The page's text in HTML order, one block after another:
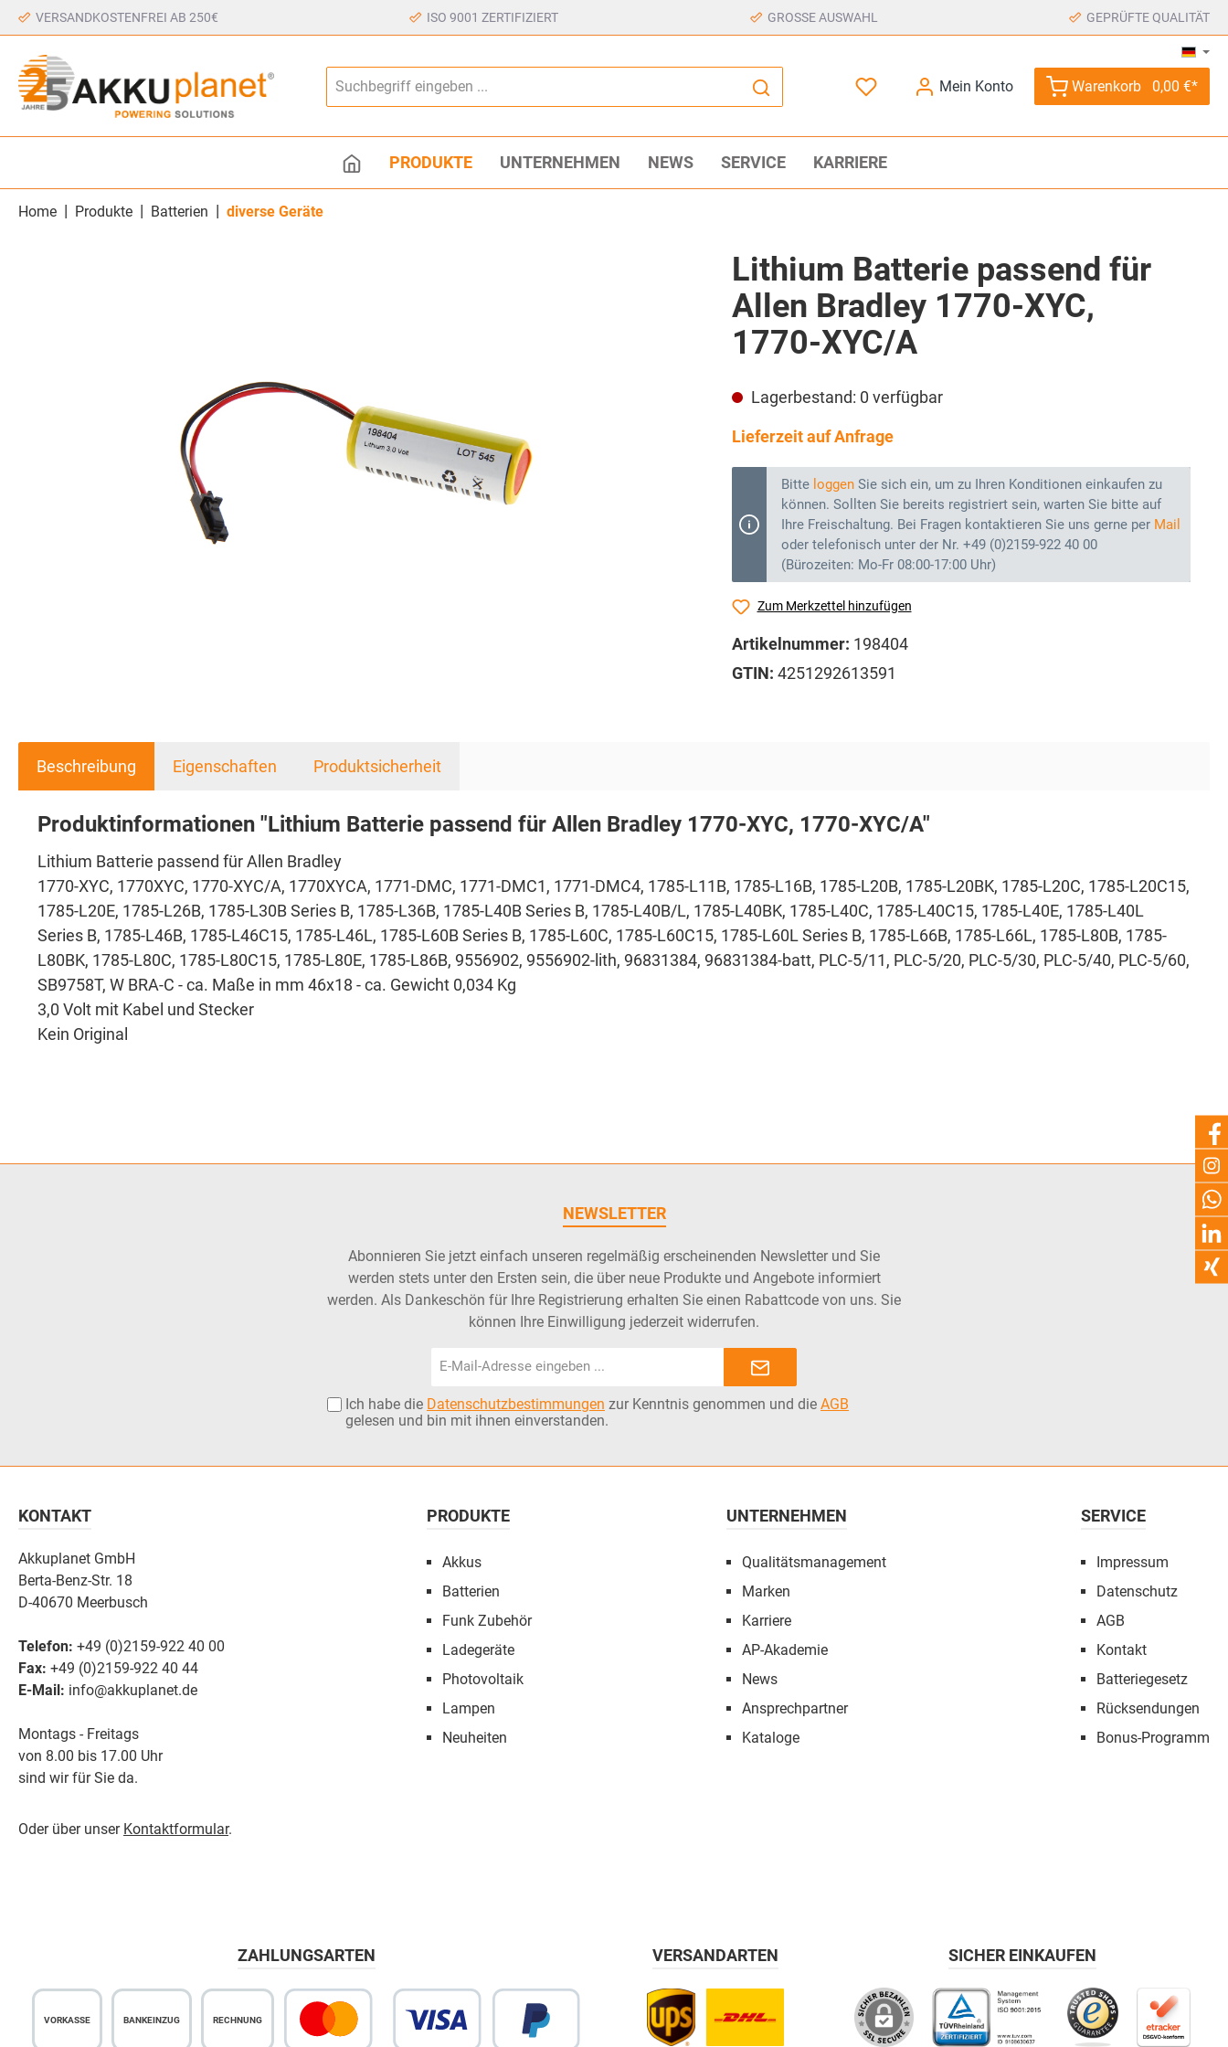
VERSANDKOSTENFREI AB 250€ ISO 9001 ZERTIFIZIERT GROSSE AUSWAHL GEPRÜFTE QUALITÄT
Mein Konto Warenkorb 0,00 €*
PRODUKTE UNTERNEHMEN NEWS SERVICE KARRIERE
Home | Produkte | Batterien | diverse Geräte
Lithium Batterie passend für
Allen Bradley 1770-XYC,
1770-XYC/A
Lagerbestand: 0 verfügbar
Lieferzeit auf Anfrage
Bitte loggenSie sich ein, um zu Ihren Konditionen einkaufen zu
können. Sollten Sie bereits registriert sein, warten Sie bitte auf
Ihre Freischaltung. Bei Fragen kontaktieren Sie uns gerne per Mail
oder telefonisch unter der Nr. +49 (0)2159-922 40 00
(Bürozeiten: Mo-Fr 08:00-17:00 Uhr)
Zum Merkzettel hinzufügen
Artikelnummer: 198404
GTIN: 4251292613591
Beschreibung Eigenschaften Produktsicherheit
Produktinformationen "Lithium Batterie passend für Allen Bradley 1770-XYC, 1770-XYC/A"
Lithium Batterie passend für Allen Bradley
1770-XYC, 1770XYC, 1770-XYC/A, 1770XYCA, 1771-DMC, 1771-DMC1, 1771-DMC4, 1785-L11B, 1785-L16B, 1785-L20B, 1785-L20BK, 1785-L20C, 1785-L20C15,
1785-L20E, 1785-L26B, 1785-L30B Series B, 1785-L36B, 1785-L40B Series B, 1785-L40B/L, 1785-L40BK, 1785-L40C, 1785-L40C15, 1785-L40E, 1785-L40L
Series B, 1785-L46B, 1785-L46C15, 1785-L46L, 1785-L60B Series B, 1785-L60C, 1785-L60C15, 1785-L60L Series B, 1785-L66B, 1785-L66L, 1785-L80B, 1785-
L80BK, 1785-L80C, 1785-L80C15, 1785-L80E, 1785-L86B, 9556902, 9556902-lith, 96831384, 96831384-batt, PLC-5/11, PLC-5/20, PLC-5/30, PLC-5/40, PLC-5/60,
SB9758T, W BRA-C - ca. Maße in mm 46x18 - ca. Gewicht 0,034 Kg
3,0 Volt mit Kabel und Stecker
Kein Original
NEWSLETTER
Abonnieren Sie jetzt einfach unseren regelmäßig erscheinenden Newsletter und Sie
werden stets unter den Ersten sein, die über neue Produkte und Angebote informiert
werden. Als Dankeschön für Ihre Registrierung erhalten Sie einen Rabattcode von uns. Sie
können Ihre Einwilligung jederzeit widerrufen.
Mail-
Ich habe die Datenschutzbestimmungen zur Kenntnis genommen und die AGB
gelesen und bin mit ihnen einverstanden.
KONTAKT
Akkuplanet GmbH
Berta-Benz-Str. 18
D-40670 Meerbusch
Telefon: +49 (0)2159-922 40 00
Fax: +49 (0)2159-922 40 44
E-Mail: info@akkuplanet.de
Montags - Freitags
von 8.00 bis 17.00 Uhr
sind wir für Sie da.
Oder über unser Kontaktformular.
PRODUKTE
Akkus
Batterien
Funk Zubehör
Ladegeräte
Photovoltaik
Lampen
Neuheiten
UNTERNEHMEN
Qualitätsmanagement
Marken
Karriere
AP-Akademie
News
Ansprechpartner
Kataloge
SERVICE
Impressum
Datenschutz
AGB
Kontakt
Batteriegesetz
Rücksendungen
Bonus-Programm
ZAHLUNGSARTEN
VORKASSE BANKEINZUG RECHNUNG
VERSANDARTEN SICHER EINKAUFEN